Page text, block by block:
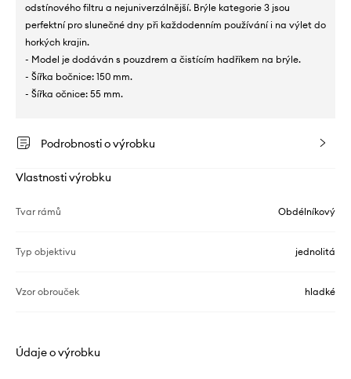
odstínového filtru a nejuniverzálnější. Brýle kategorie 3 jsou
perfektní pro slunečné dny při každodenním používání i na výlet do
horkých krajin.
- Model je dodáván s pouzdrem a čistícím hadříkem na brýle.
- Šířka bočnice: 150 mm.
- Šířka očnice: 55 mm.
Podrobnosti o výrobku
Vlastnosti výrobku
Tvar rámů Obdélníkový
Typ objektivu jednolitá
Vzor obrouček hladké
Údaje o výrobku